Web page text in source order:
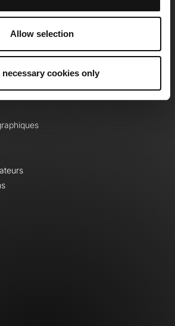
Allow selection
necessary cookies only